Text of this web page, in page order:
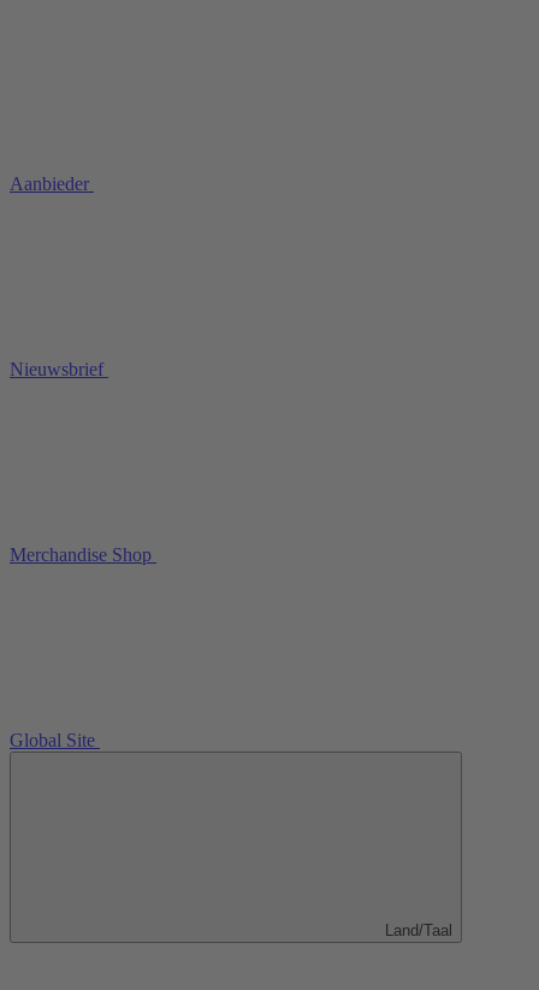
Aanbieder
Nieuwsbrief
Merchandise Shop
Global Site
Land/Taal